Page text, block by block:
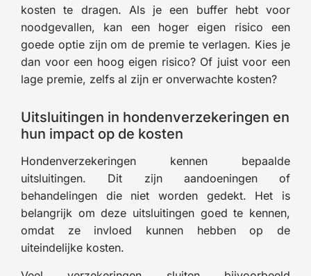
kosten te dragen. Als je een buffer hebt voor
noodgevallen, kan een hoger eigen risico een
goede optie zijn om de premie te verlagen. Kies je
dan voor een hoog eigen risico? Of juist voor een
lage premie, zelfs al zijn er onverwachte kosten?
Uitsluitingen in hondenverzekeringen en
hun impact op de kosten
Hondenverzekeringen kennen bepaalde
uitsluitingen. Dit zijn aandoeningen of
behandelingen die niet worden gedekt. Het is
belangrijk om deze uitsluitingen goed te kennen,
omdat ze invloed kunnen hebben op de
uiteindelijke kosten.